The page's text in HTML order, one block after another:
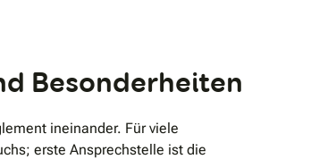
Besonderheiten
ineinander. Für viele
erste Ansprechstelle ist die